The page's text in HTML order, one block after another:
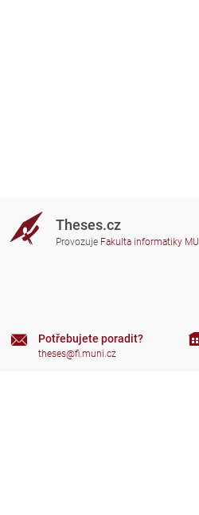
Theses.cz
Provozuje Fakulta informatiky MU
Potřebujete poradit?
theses@fi.muni.cz